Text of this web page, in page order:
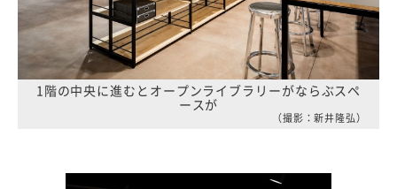
1階の中央に進むとオープンライブラリーがならぶスペ
ースが
（撮影：新井隆弘）